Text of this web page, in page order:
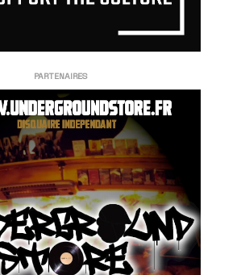
PARTENAIRES